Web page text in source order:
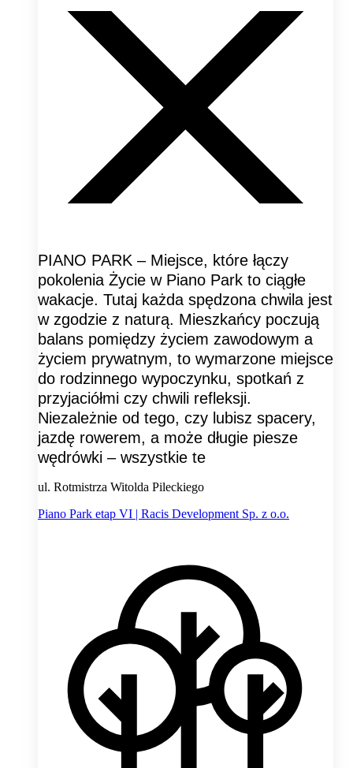
PIANO PARK – Miejsce, które łączy
pokolenia Życie w Piano Park to ciągłe
wakacje. Tutaj każda spędzona chwila jest
w zgodzie z naturą. Mieszkańcy poczują
balans pomiędzy życiem zawodowym a
życiem prywatnym, to wymarzone miejsce
do rodzinnego wypoczynku, spotkań z
przyjaciółmi czy chwili refleksji.
Niezależnie od tego, czy lubisz spacery,
jazdę rowerem, a może długie piesze
wędrówki – wszystkie te
ul. Rotmistrza Witolda Pileckiego
Piano Park etap VI | Racis Development Sp. z o.o.